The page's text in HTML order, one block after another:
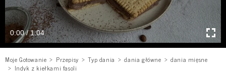
0:00 / 1:04
Moje Gotowanie Przepisy Typ dania dania główne
dania mięsne
Indyk z kiełkami fasoli